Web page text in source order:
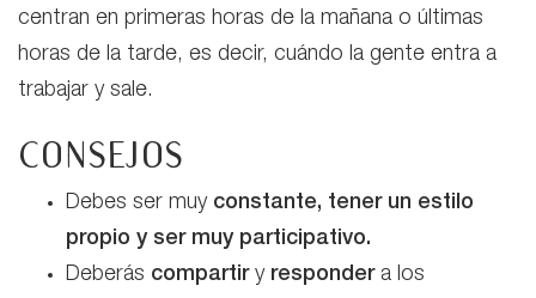
centran en primeras horas de la mañana o últimas
horas de la tarde, es decir, cuándo la gente entra a
trabajar y sale.
CONSEJOS
Debes ser muy constante, tener un estilo
propio y ser muy participativo.
Deberás compartiry respondera los